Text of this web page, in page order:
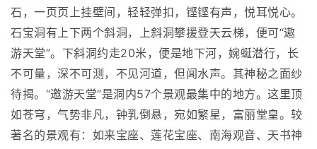
石，一页页上挂壁间，轻轻弹扣，铿铿有声，悦耳悦心。
石宝洞有上下两个斜洞，上斜洞攀援登天云梯，便可“遨
游天堂”。下斜洞约走20米，便是地下河，婉蜒潜行，长
不可量，深不可测，不见河道，但闻水声。其神秘之面纱
待揭。“邀游天堂”是洞内57个景观最集中的地方。这里顶
如苍穹，气势非凡，钟乳倒悬，宛如繁星，富丽堂皇。较
著名的景观有：如来宝座、莲花宝座、南海观音、天书神